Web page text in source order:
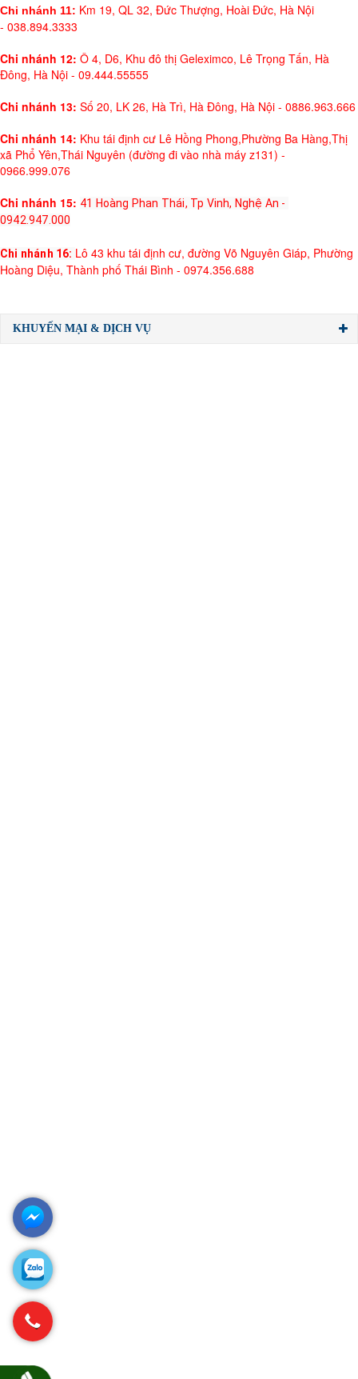
Chi nhánh 11: Km 19, QL 32, Đức Thượng, Hoài Đức, Hà Nội
- 038.894.3333
Chi nhánh 12: Ô 4, D6, Khu đô thị Geleximco, Lê Trọng Tấn, Hà
Đông, Hà Nội - 09.444.55555
Chi nhánh 13: Số 20, LK 26, Hà Trì, Hà Đông, Hà Nội - 0886.963.666
Chi nhánh 14: Khu tái định cư Lê Hồng Phong,Phường Ba Hàng,Thị
xã Phổ Yên,Thái Nguyên (đường đi vào nhà máy z131) -
0966.999.076
Chi nhánh 15: 41 Hoàng Phan Thái, Tp Vinh, Nghệ An -
0942.947.000
Chi nhánh 16: Lô 43 khu tái định cư, đường Võ Nguyên Giáp, Phường
Hoàng Diệu, Thành phố Thái Bình - 0974.356.688
KHUYẾN MẠI & DỊCH VỤ